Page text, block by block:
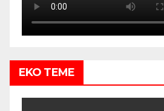
EKO TEME